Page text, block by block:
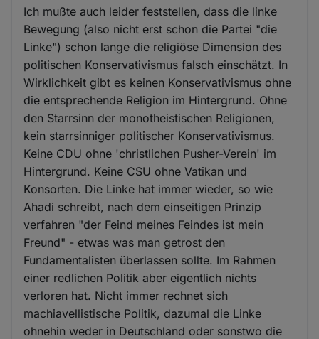
Ich mußte auch leider feststellen, dass die linke
Bewegung (also nicht erst schon die Partei "die
Linke") schon lange die religiöse Dimension des
politischen Konservativismus falsch einschätzt. In
Wirklichkeit gibt es keinen Konservativismus ohne
die entsprechende Religion im Hintergrund. Ohne
den Starrsinn der monotheistischen Religionen,
kein starrsinniger politischer Konservativismus.
Keine CDU ohne 'christlichen Pusher-Verein' im
Hintergrund. Keine CSU ohne Vatikan und
Konsorten. Die Linke hat immer wieder, so wie
Ahadi schreibt, nach dem einseitigen Prinzip
verfahren "der Feind meines Feindes ist mein
Freund" - etwas was man getrost den
Fundamentalisten überlassen sollte. Im Rahmen
einer redlichen Politik aber eigentlich nichts
verloren hat. Nicht immer rechnet sich
machiavellistische Politik, dazumal die Linke
ohnehin weder in Deutschland oder sonstwo die